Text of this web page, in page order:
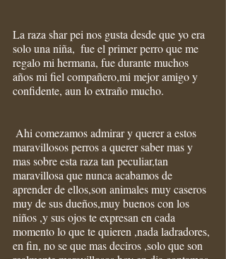
La raza shar pei nos gusta desde que yo era
solo una niña,  fue el primer perro que me
regalo mi hermana, fue durante muchos
años mi fiel compañero,mi mejor amigo y
confidente, aun lo extraño mucho.
maravillosos perros a querer saber mas y
mas sobre esta raza tan peculiar,tan
maravillosa que nunca acabamos de
aprender de ellos,son animales muy caseros
muy de sus dueños,muy buenos con los
niños ,y sus ojos te expresan en cada
momento lo que te quieren ,nada ladradores,
en fin, no se que mas deciros ,solo que son